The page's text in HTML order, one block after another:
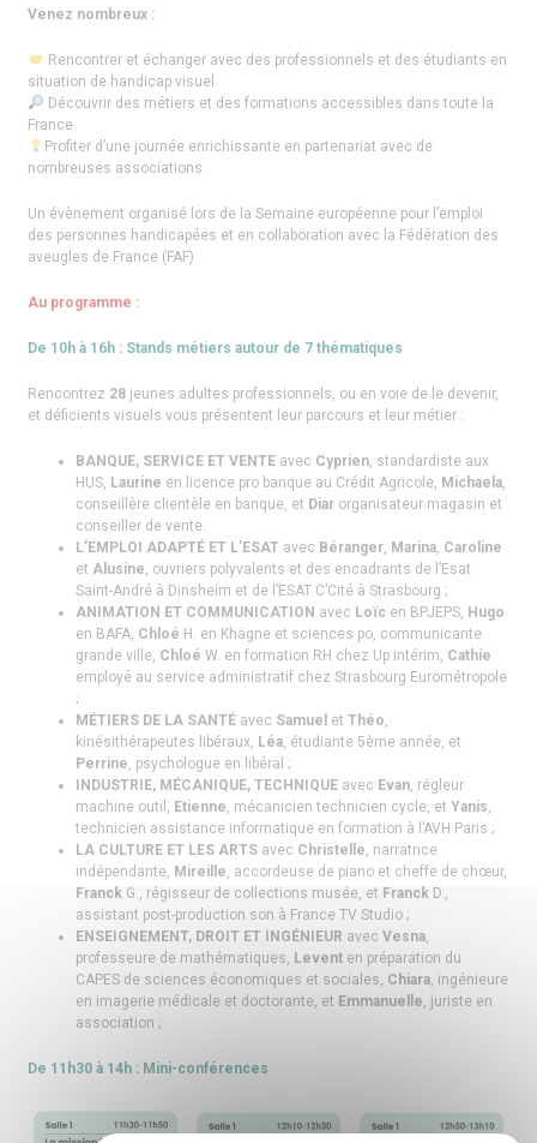
Venez nombreux :
Rencontrer et échanger avec des professionnels et des étudiants en
situation de handicap visuel
Découvrir des métiers et des formations accessibles dans toute la
France
Profiter d’une journée enrichissante en partenariat avec de
nombreuses associations.
Un évènement organisé lors de la Semaine européenne pour l’emploi
des personnes handicapées et en collaboration avec la Fédération des
aveugles de France (FAF)
Au programme :
De 10h à 16h : Stands métiers autour de 7 thématiques
Rencontrez 28 jeunes adultes professionnels, ou en voie de le devenir,
et déficients visuels vous présentent leur parcours et leur métier :
BANQUE, SERVICE ET VENTE avec Cyprien, standardiste aux
HUS, Laurine en licence pro banque au Crédit Agricole, Michaela,
conseillère clientèle en banque, et Diar organisateur magasin et
conseiller de vente.
L’EMPLOI ADAPTÉ ET L’ESAT avec Béranger, Marina, Caroline
et Alusine, ouvriers polyvalents et des encadrants de l’Esat
Saint-André à Dinsheim et de l’ESAT C’Cité à Strasbourg ;
ANIMATION ET COMMUNICATION avec Loïc en BPJEPS, Hugo
en BAFA, Chloé H. en Khägne et sciences po, communicante
grande ville, ChloéW. en formation RH chez Up intérim, Cathie
employé au service administratif chez Strasbourg Eurométropole
;
MÉTIERS DE LA SANTÉ avec Samuel etThéo,
kinésithérapeutes libéraux, Léa, étudiante 5ème année, et
Perrine, psychologue en libéral ;
INDUSTRIE, MÉCANIQUE, TECHNIQUE avec Evan, régleur
machine outil, Etienne, mécanicien technicien cycle, etYanis,
technicien assistance informatique en formation à l’AVH Paris ;
LA CULTURE ET LES ARTS avec Christelle, narratrice
indépendante, Mireille, accordeuse de piano et cheffe de chœur,
Franck G., régisseur de collections musée, et Franck D.,
assistant post-production son à France TV Studio ;
ENSEIGNEMENT, DROIT ET INGÉNIEUR avecVesna,
professeure de mathématiques, Levent en préparation du
CAPES de sciences économiques et sociales, Chiara, ingénieure
en imagerie médicale et doctorante, et Emmanuelle, juriste en
association ;
De 11h30 à 14h : Mini-conférences